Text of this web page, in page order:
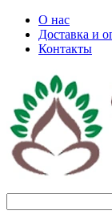
О нас
Доставка и
Контакты